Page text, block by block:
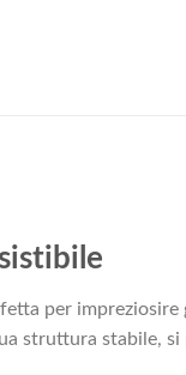
per
struttura stabile,